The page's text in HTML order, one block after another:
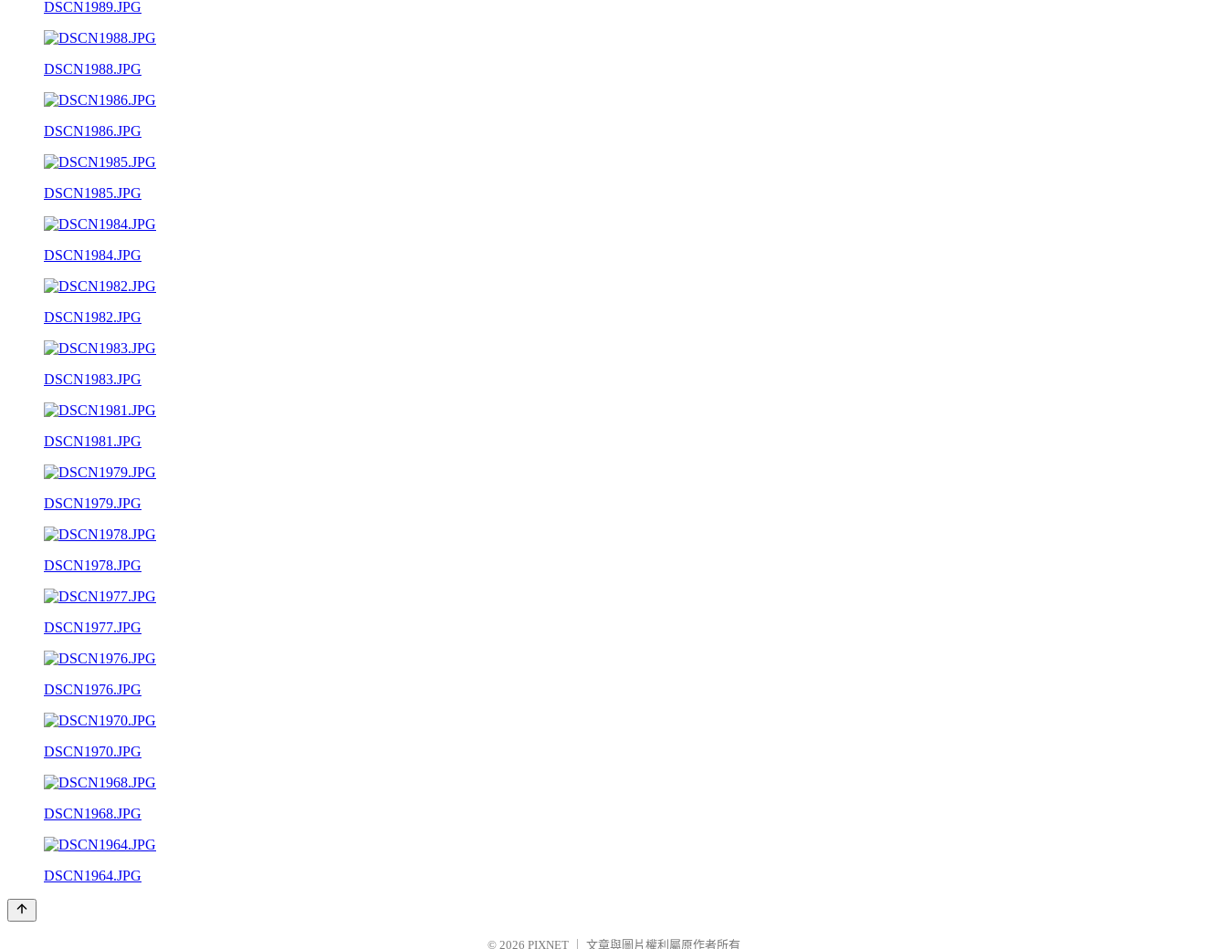
DSCN1989.JPG
DSCN1988.JPG
DSCN1986.JPG
DSCN1985.JPG
DSCN1984.JPG
DSCN1982.JPG
DSCN1983.JPG
DSCN1981.JPG
DSCN1979.JPG
DSCN1978.JPG
DSCN1977.JPG
DSCN1976.JPG
DSCN1970.JPG
DSCN1968.JPG
DSCN1964.JPG
© 2026 PIXNET 文章與圖片權利屬原作者所有